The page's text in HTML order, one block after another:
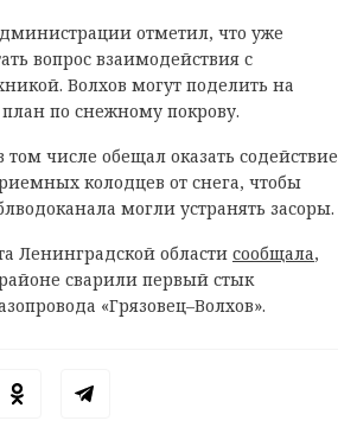
отметил, что уже
вопрос взаимодействия с
Волхов могут поделить на
по снежному покрову.
числе обещал оказать содействие
колодцев от снега, чтобы
могли устранять засоры.
Ленинградской области сообщала,
сварили первый стык
«Грязовец–Волхов».